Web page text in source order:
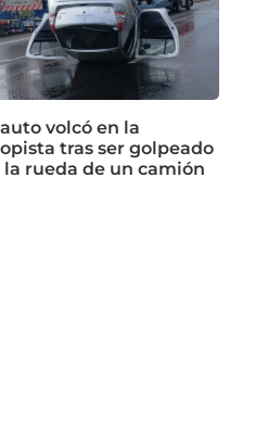
volcó en la
tras ser golpeado
la rueda de un camión